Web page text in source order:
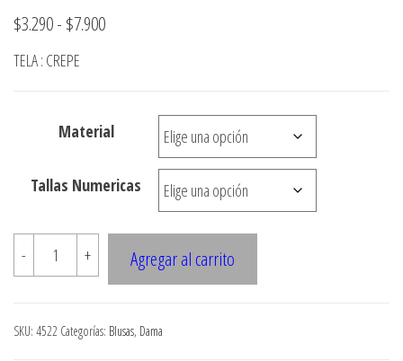
$3.290- $7.900Rango
$3.290
TELA : CREPE
Material
Tallas Numericas
-
4522
BLUSA
AL
+ Agregar al carrito
SKU: 4522 Categorías: Blusas, Dama